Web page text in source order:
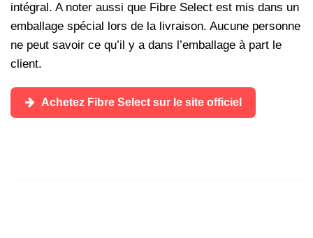
intégral. A noter aussi que Fibre Select est mis dans un
emballage spécial lors de la livraison. Aucune personne
ne peut savoir ce qu’il y a dans l’emballage à part le
client.
Achetez Fibre Select sur le site officiel